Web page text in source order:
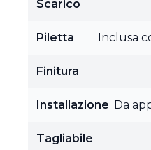
Scarico
Piletta Inclusa
Finitura
Installazione Da
Tagliabile